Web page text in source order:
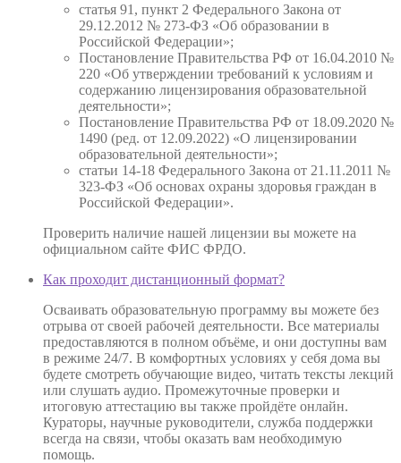
статья 91, пункт 2 Федерального Закона от
29.12.2012 № 273-ФЗ «Об образовании в
Российской Федерации»;
Постановление Правительства РФ от 16.04.2010 №
220 «Об утверждении требований к условиям и
содержанию лицензирования образовательной
деятельности»;
Постановление Правительства РФ от 18.09.2020 №
1490 (ред. от 12.09.2022) «О лицензировании
образовательной деятельности»;
статьи 14-18 Федерального Закона от 21.11.2011 №
323-ФЗ «Об основах охраны здоровья граждан в
Российской Федерации».
Проверить наличие нашей лицензии вы можете на
официальном сайте ФИС ФРДО.
Как проходит дистанционный формат?
Осваивать образовательную программу вы можете без
отрыва от своей рабочей деятельности. Все материалы
предоставляются в полном объёме, и они доступны вам
в режиме 24/7. В комфортных условиях у себя дома вы
будете смотреть обучающие видео, читать тексты лекций
или слушать аудио. Промежуточные проверки и
итоговую аттестацию вы также пройдёте онлайн.
Кураторы, научные руководители, служба поддержки
всегда на связи, чтобы оказать вам необходимую
помощь.